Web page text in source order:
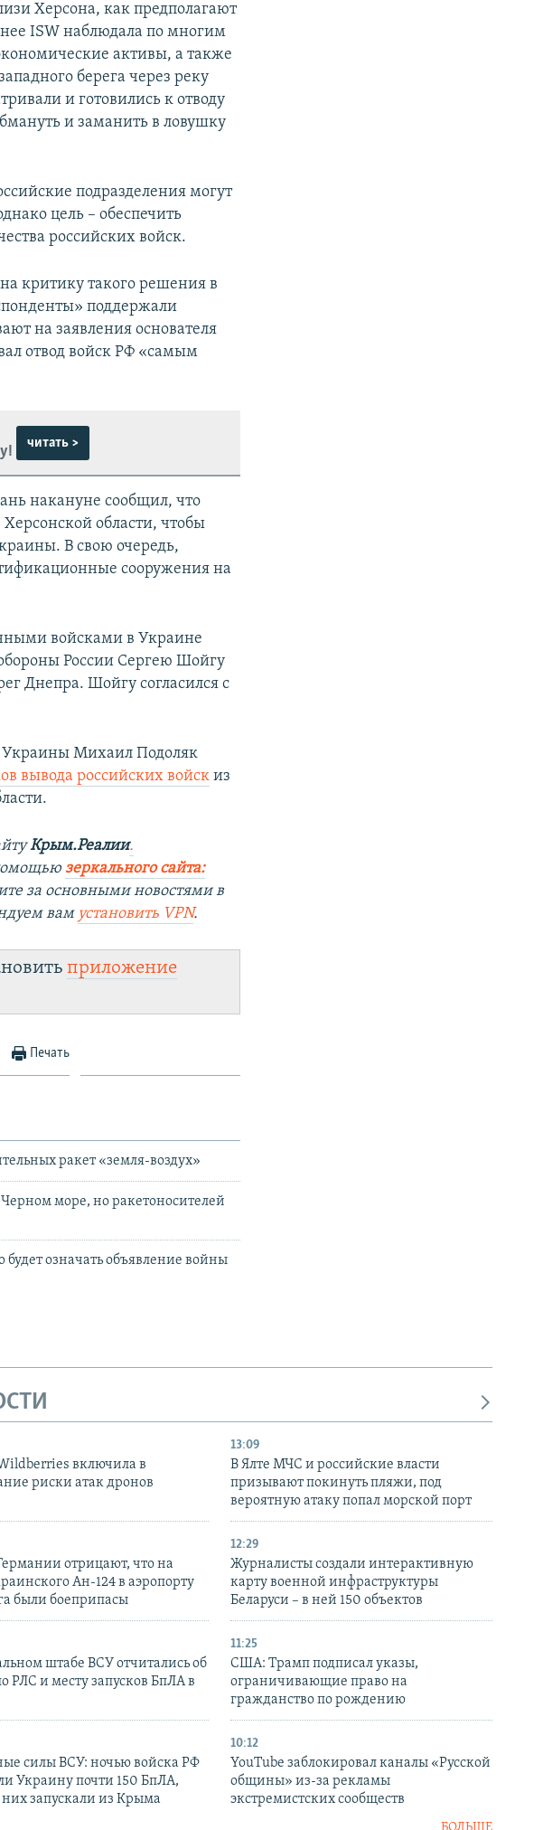
Херсона, как предполагают
ISW наблюдала по многим
активы, а также
берега через реку
и готовились к отводу
и заманить в ловушку
подразделения могут
цель – обеспечить
российских войск.
критику такого решения в
поддержали
на заявления основателя
отвод войск РФ «самым
читать >
накануне сообщил, что
Херсонской области, чтобы
В свою очередь,
сооружения на
войсками в Украине
России Сергею Шойгу
Днепра. Шойгу согласился с
Украины Михаил Подоляк
вывода российских войск из
Крым.Реалии.
зеркального сайта:
за основными новостями в
вам установить VPN.
приложение
Печать
ракет «земля-воздух»
Черном море, но ракетоносителей
будет означать объявление войны
включила в
риски атак дронов
13:09
В Ялте МЧС и российские власти
призывают покинуть пляжи, под
вероятную атаку попал морской порт
отрицают, что на
Ан-124 в аэропорту
были боеприпасы
12:29
Журналисты создали интерактивную
карту военной инфраструктуры
Беларуси – в ней 150 объектов
штабе ВСУ отчитались об
РЛС и месту запусков БпЛА в
11:25
США: Трамп подписал указы,
ограничивающие право на
гражданство по рождению
силы ВСУ: ночью войска РФ
Украину почти 150 БпЛА,
них запускали из Крыма
10:12
YouTube заблокировал каналы «Русской
общины» из-за рекламы
экстремистских сообществ